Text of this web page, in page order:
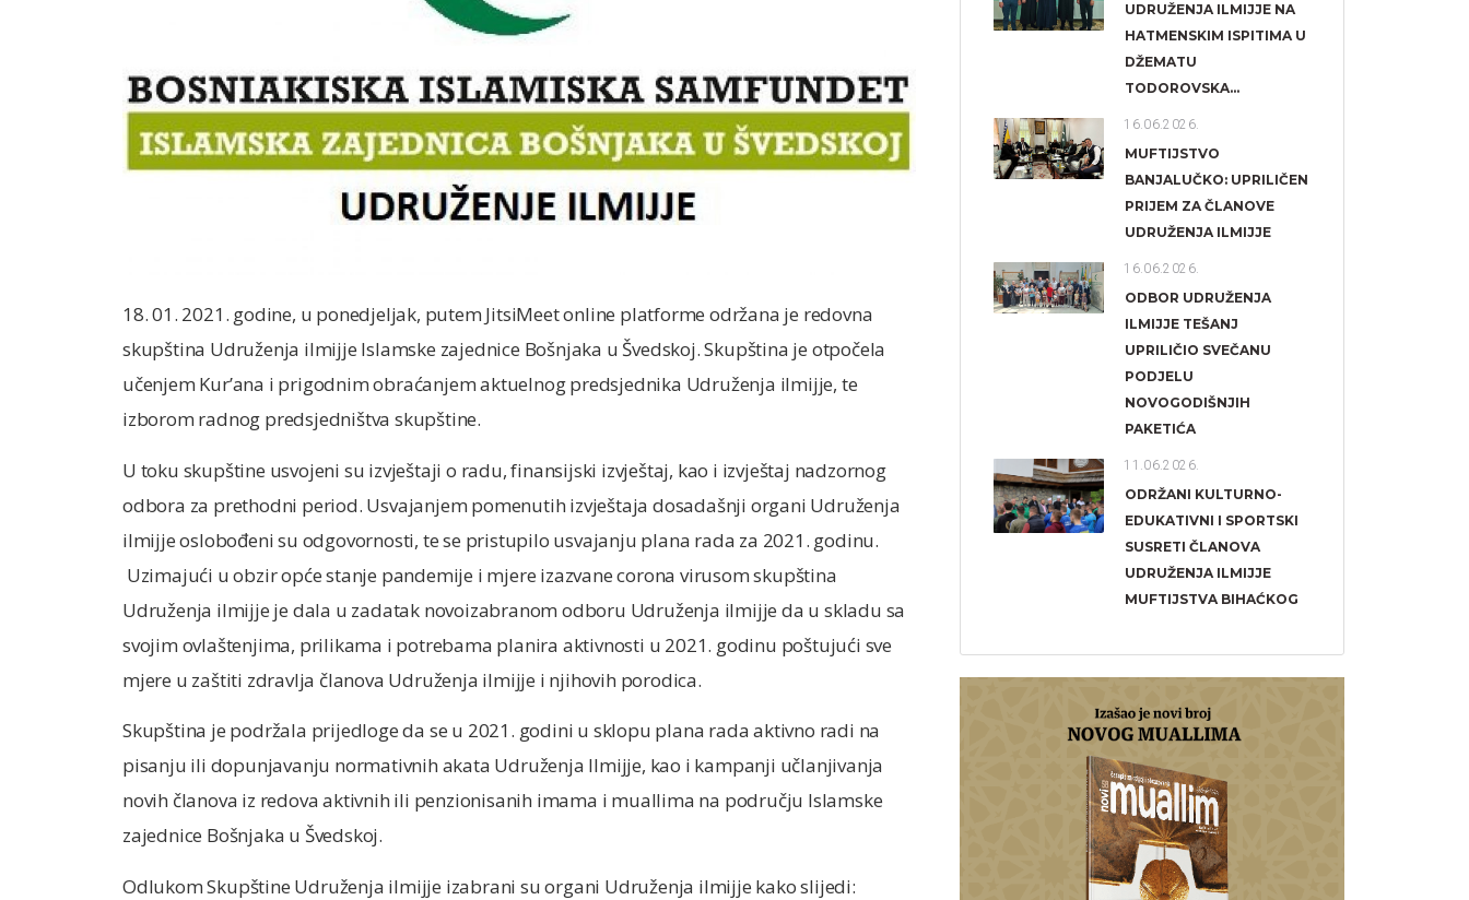
18. 01. 2021. godine, u ponedjeljak, putem JitsiMeet online platforme održana je redovna
skupština Udruženja ilmijje Islamske zajednice Bošnjaka u Švedskoj. Skupština je otpočela
učenjem Kur’ana i prigodnim obraćanjem aktuelnog predsjednika Udruženja ilmijje, te
izborom radnog predsjedništva skupštine.
U toku skupštine usvojeni su izvještaji o radu, finansijski izvještaj, kao i izvještaj nadzornog
odbora za prethodni period. Usvajanjem pomenutih izvještaja dosadašnji organi Udruženja
ilmijje oslobođeni su odgovornosti, te se pristupilo usvajanju plana rada za 2021. godinu.
Uzimajući u obzir opće stanje pandemije i mjere izazvane corona virusom skupština
Udruženja ilmijje je dala u zadatak novoizabranom odboru Udruženja ilmijje da u skladu sa
svojim ovlaštenjima, prilikama i potrebama planira aktivnosti u 2021. godinu poštujući sve
mjere u zaštiti zdravlja članova Udruženja ilmijje i njihovih porodica.
Skupština je podržala prijedloge da se u 2021. godini u sklopu plana rada aktivno radi na
pisanju ili dopunjavanju normativnih akata Udruženja Ilmijje, kao i kampanji učlanjivanja
novih članova iz redova aktivnih ili penzionisanih imama i muallima na području Islamske
zajednice Bošnjaka u Švedskoj.
Odlukom Skupštine Udruženja ilmijje izabrani su organi Udruženja ilmijje kako slijedi:
UDRUŽENJA ILMIJJE NA
HATMENSKIM ISPITIMA U
DŽEMATU
TODOROVSKA...
16.06.2026.
MUFTIJSTVO
BANJALUČKO: UPRILIČEN
PRIJEM ZA ČLANOVE
UDRUŽENJA ILMIJJE
16.06.2026.
ODBOR UDRUŽENJA
ILMIJJE TEŠANJ
UPRILIČIO SVEČANU
PODJELU
NOVOGODIŠNJIH
PAKETIĆA
11.06.2026.
ODRŽANI KULTURNO-
EDUKATIVNI I SPORTSKI
SUSRETI ČLANOVA
UDRUŽENJA ILMIJJE
MUFTIJSTVA BIHAĆKOG